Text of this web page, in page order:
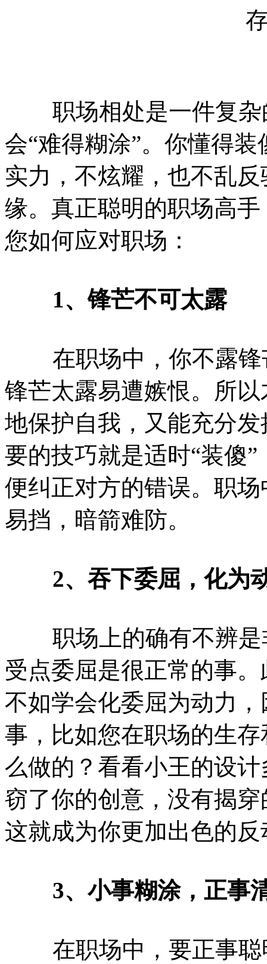
职场相处是一件复杂
会“难得糊涂”。你懂得
实力，不炫耀，也不乱
缘。真正聪明的职场高
您如何应对职场：
1、锋芒不可太露
在职场中，你不露锋
锋芒太露易遭嫉恨。所
地保护自我，又能充分
要的技巧就是适时“装傻
便纠正对方的错误。职
易挡，暗箭难防。
2、吞下委屈，化为
职场上的确有不辨是
受点委屈是很正常的事
不如学会化委屈为动力
事，比如您在职场的生
么做的？看看小王的设
窃了你的创意，没有揭
这就成为你更加出色的
3、小事糊涂，正事
在职场中，要正事聪